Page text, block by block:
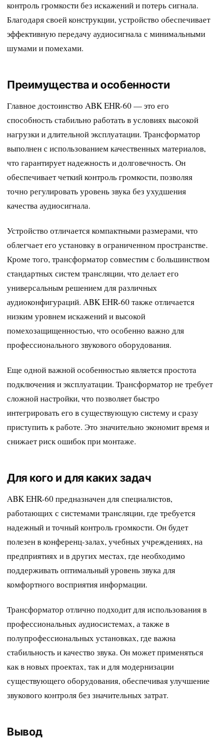
контроль громкости без искажений и потерь сигнала.
Благодаря своей конструкции, устройство обеспечивает
эффективную передачу аудиосигнала с минимальными
шумами и помехами.
Преимущества и особенности
Главное достоинство ABK EHR-60 — это его
способность стабильно работать в условиях высокой
нагрузки и длительной эксплуатации. Трансформатор
выполнен с использованием качественных материалов,
что гарантирует надежность и долговечность. Он
обеспечивает четкий контроль громкости, позволяя
точно регулировать уровень звука без ухудшения
качества аудиосигнала.
Устройство отличается компактными размерами, что
облегчает его установку в ограниченном пространстве.
Кроме того, трансформатор совместим с большинством
стандартных систем трансляции, что делает его
универсальным решением для различных
аудиоконфигураций. ABK EHR-60 также отличается
низким уровнем искажений и высокой
помехозащищенностью, что особенно важно для
профессионального звукового оборудования.
Еще одной важной особенностью является простота
подключения и эксплуатации. Трансформатор не требует
сложной настройки, что позволяет быстро
интегрировать его в существующую систему и сразу
приступить к работе. Это значительно экономит время и
снижает риск ошибок при монтаже.
Для кого и для каких задач
ABK EHR-60 предназначен для специалистов,
работающих с системами трансляции, где требуется
надежный и точный контроль громкости. Он будет
полезен в конференц-залах, учебных учреждениях, на
предприятиях и в других местах, где необходимо
поддерживать оптимальный уровень звука для
комфортного восприятия информации.
Трансформатор отлично подходит для использования в
профессиональных аудиосистемах, а также в
полупрофессиональных установках, где важна
стабильность и качество звука. Он может применяться
как в новых проектах, так и для модернизации
существующего оборудования, обеспечивая улучшение
звукового контроля без значительных затрат.
Вывод